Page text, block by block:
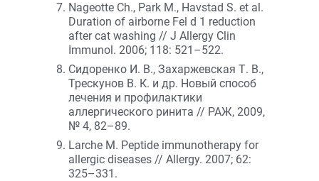
Nageotte Ch., Park M., Havstad S. et al.
Duration of airborne Fel d 1 reduction
after cat washing // J Allergy Clin
Immunol. 2006; 118: 521–522.
Cидоренко И. В., Захаржевская Т. В.,
Трескунов В. К. и др. Новый способ
лечения и профилактики
аллергического ринита // РАЖ, 2009,
№ 4, 82–89.
Larche M. Peptide immunotherapy for
allergic diseases // Allergy. 2007; 62:
325–331.